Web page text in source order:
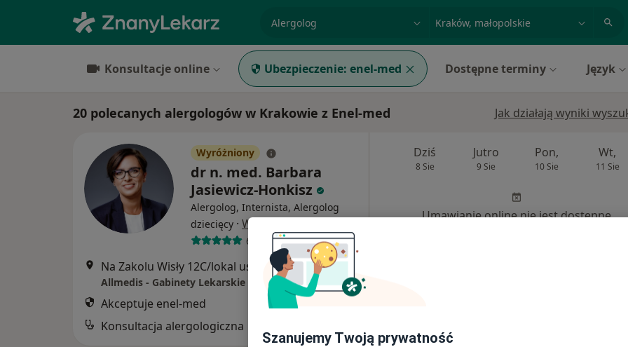
miasto lub dzielnica
Konsultacje online Ubezpieczenie: enel-med Dostępne terminy Język
20 polecanych alergologów w Krakowie z Enel-med Jak działają wyniki
Wyróżniony
dr n. med. Barbara
Jasiewicz-Honkisz
Alergolog, Internista, Alergolog
dziecięcy · Więcej
643 opinie
Na Zakolu Wisły 12C/lokal usługowy nr 2, Kraków •Mapa
Allmedis - Gabinety Lekarskie Vistula Clinic
Akceptuje enel-med
Konsultacja alergologiczna
Dziś
8 Sie
Jutro
9 Sie
Pon,
10 Sie
Wt,
11 Sie
Umawianie online nie jest dostępne
Szanujemy Twoją prywatność